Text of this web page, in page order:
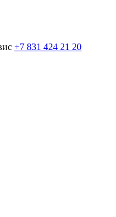
+7 831 424 21 20